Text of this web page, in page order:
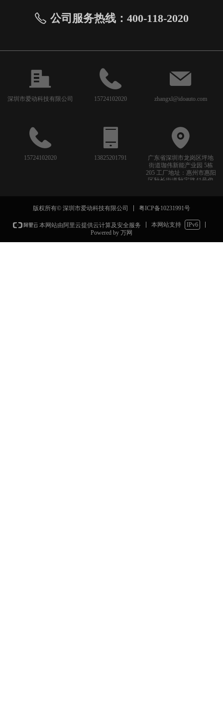
深圳市爱动科技有限公司 15724102020 zhangxl@idoauto.com
ꂅ 公司服务热线：400-118-2020
15724102020 13825201791
广东省深圳市龙岗区坪地
街道珈伟新能产业园 5栋
205 工厂地址：惠州市惠阳
区秋长街道秋宝路41号俊
版权所有© 深圳市爱动科技有限公司 粤ICP备10231991号
本网站由阿里云提供云计算及安全服务 本网站支持
IPv6
Powered by 万网